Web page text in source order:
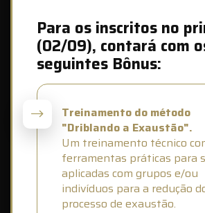
Para os inscritos no
(02/09), contará com
seguintes Bônus:
Treinamento do método
"Driblando a Exaustão".
Um treinamento técnico
ferramentas práticas para
aplicadas com grupos e/ou
indivíduos para a redução
processo de exaustão.